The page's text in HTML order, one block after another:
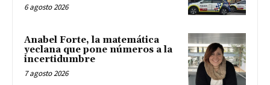
6 agosto 2026
Anabel Forte, la matemática
yeclana que pone números a la
incertidumbre
7 agosto 2026